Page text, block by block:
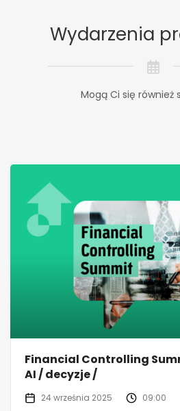
Wydarzenia
Mogą Ci się również
Financial Controlling
AI / decyzje /
24 września 2025 09:00